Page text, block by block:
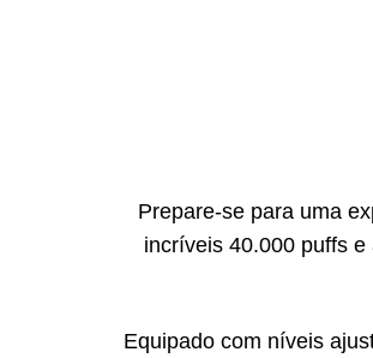
Prepare-se para uma
incríveis 40.000 puffs
Equipado com níveis